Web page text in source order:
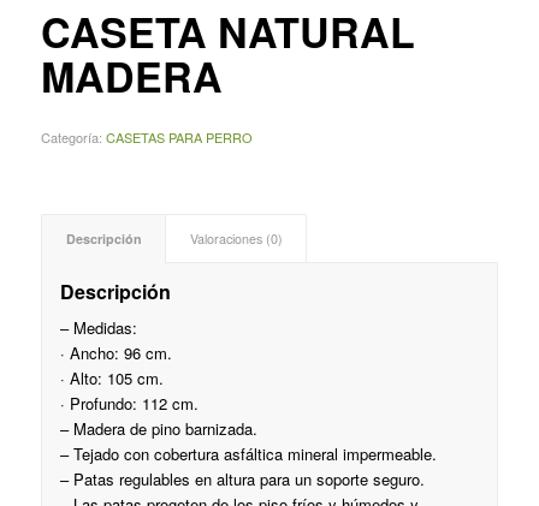
CASETA NATURAL
MADERA
Categoría: CASETAS PARA PERRO
Descripción Valoraciones (0)
Descripción
– Medidas:
· Ancho: 96 cm.
· Alto: 105 cm.
· Profundo: 112 cm.
– Madera de pino barnizada.
– Tejado con cobertura asfáltica mineral impermeable.
– Patas regulables en altura para un soporte seguro.